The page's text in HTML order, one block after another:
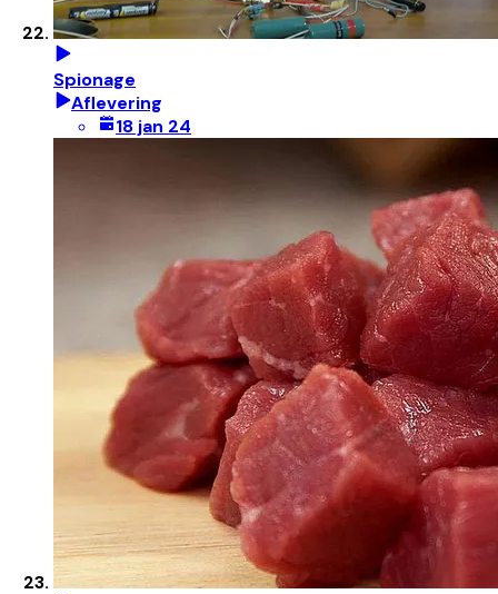
Spionage
Aflevering
18 jan 24